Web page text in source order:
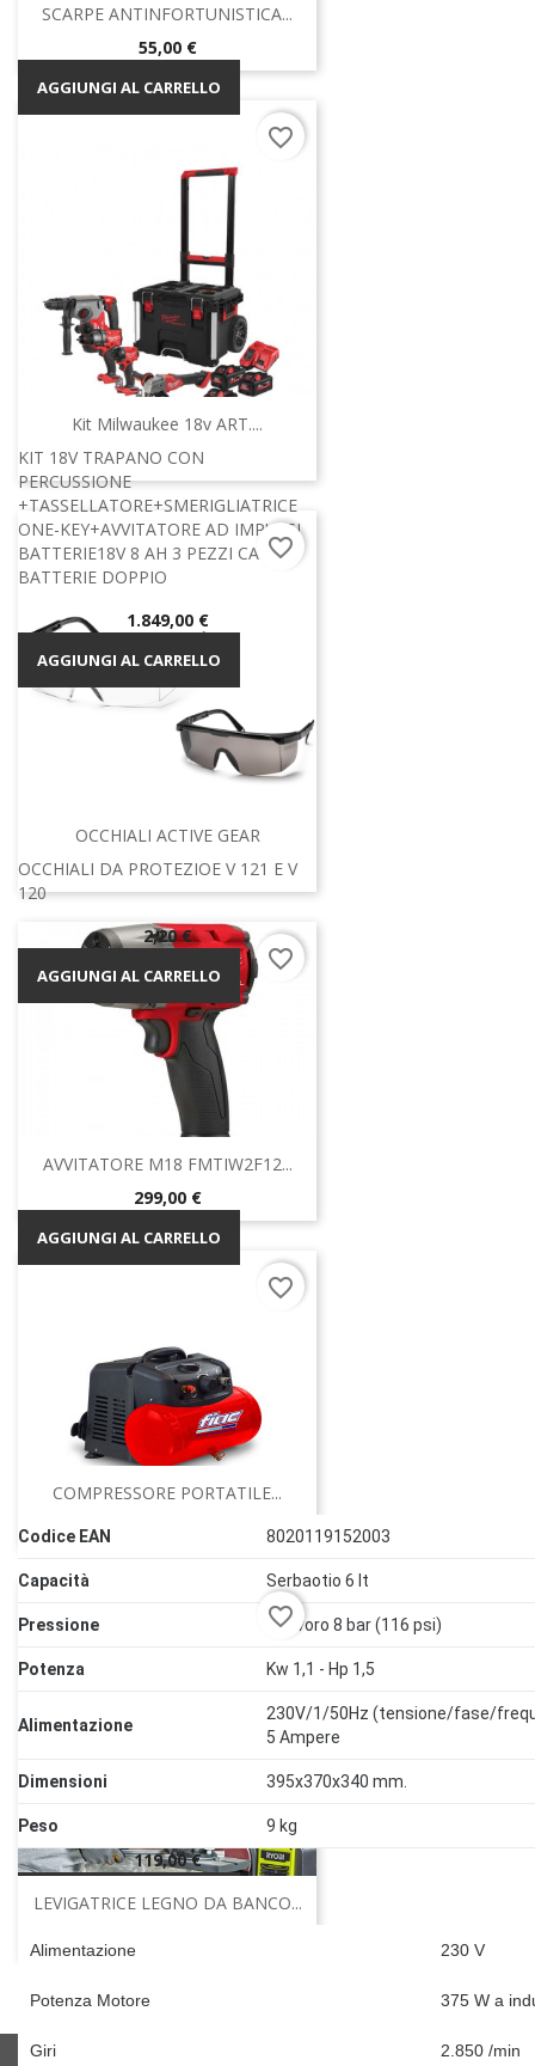
SCARPE ANTINFORTUNISTICA...
Prezzo
55,00 €
AGGIUNGI AL CARRELLO
Kit Milwaukee 18v ART....
KIT 18V TRAPANO CON
PERCUSSIONE
+TASSELLATORE+SMERIGLIATRICE
ONE-KEY+AVVITATORE AD IMPULSI
BATTERIE18V 8 AH 3 PEZZI CARICA
BATTERIE DOPPIO
Prezzo
1.849,00 €
AGGIUNGI AL CARRELLO
favorite_border
OCCHIALI ACTIVE GEAR
OCCHIALI DA PROTEZIOE V 121 E V
120
Prezzo
2,20 €
AGGIUNGI AL CARRELLO
favorite_border
AVVITATORE M18 FMTIW2F12...
Prezzo
299,00 €
AGGIUNGI AL CARRELLO
favorite_border
COMPRESSORE PORTATILE...
Codice EAN 8020119152003
Capacità Serbaotio 6 lt
Pressione di lavoro 8 bar (116 psi)
Potenza Kw 1,1 - Hp 1,5
Alimentazione
230V/1/50Hz (tensione/fase/
5 Ampere
Dimensioni 395x370x340 mm.
Peso 9 kg
Prezzo
119,00 €
AGGIUNGI AL CARRELLO
favorite_border
LEVIGATRICE LEGNO DA BANCO...
Alimentazione 230 V
Potenza Motore 375 W a
Giri 2.850 /min
favorite_border